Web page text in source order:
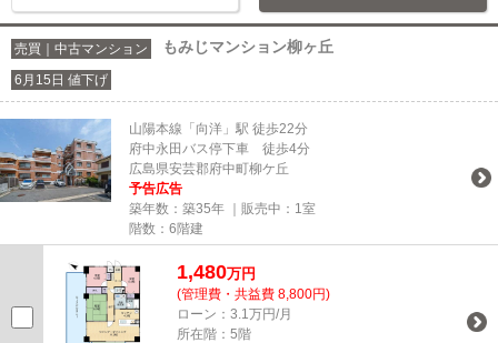
売買｜中古マンション もみじマンション柳ヶ丘
6月15日 値下げ
山陽本線「向洋」駅 徒歩22分
府中永田バス停下車 徒歩4分
広島県安芸郡府中町柳ケ丘
予告広告
築年数：築35年 ｜販売中： 1室
階数：6階建
1,480万円
(管理費・共益費 8,800円)
ローン：3.1万円/月
所在階：5階